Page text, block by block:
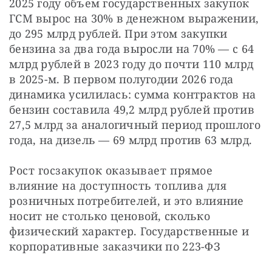
2025 году объем государственных закупок
ГСМ вырос на 30% в денежном выражении,
до 295 млрд рублей. При этом закупки
бензина за два года выросли на 70% — с 64
млрд рублей в 2023 году до почти 110 млрд
в 2025-м. В первом полугодии 2026 года
динамика усилилась: сумма контрактов на
бензин составила 49,2 млрд рублей против
27,5 млрд за аналогичный период прошлого
года, на дизель — 69 млрд против 63 млрд.
Рост госзакупок оказывает прямое
влияние на доступность топлива для
розничных потребителей, и это влияние
носит не столько ценовой, сколько
физический характер. Государственные и
корпоративные заказчики по 223-ФЗ